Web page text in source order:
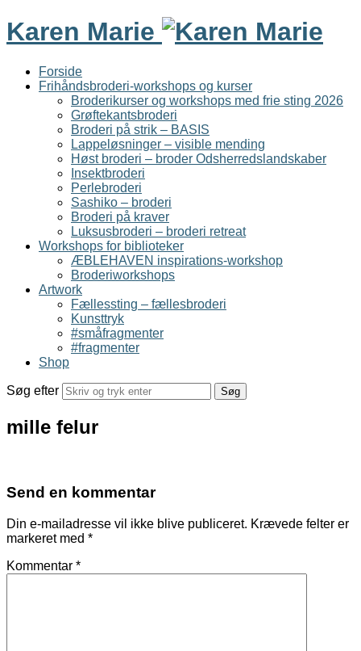
Karen Marie
Forside
Frihåndsbroderi-workshops og kurser
Broderikurser og workshops med frie sting 2026
Grøftekantsbroderi
Broderi på strik – BASIS
Lappeløsninger – visible mending
Høst broderi – broder Odsherredslandskaber
Insektbroderi
Perlebroderi
Sashiko – broderi
Broderi på kraver
Luksusbroderi – broderi retreat
Workshops for biblioteker
ÆBLEHAVEN inspirations-workshop
Broderiworkshops
Artwork
Fællessting – fællesbroderi
Kunsttryk
#småfragmenter
#fragmenter
Shop
Søg efter
mille felur
Send en kommentar
Din e-mailadresse vil ikke blive publiceret. Krævede felter er
markeret med *
Kommentar *